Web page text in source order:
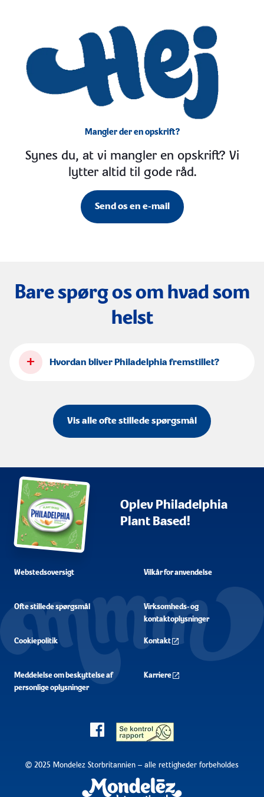
Mangler der en opskrift?
Synes du, at vi mangler en opskrift? Vi
lytter altid til gode råd.
Send os en e-mail
Bare spørg os om hvad som
helst
+ Hvordan bliver Philadelphia fremstillet?
Vis alle ofte stillede spørgsmål
Oplev Philadelphia
Plant Based!
Webstedsoversigt
Ofte stillede spørgsmål
Cookiepolitik
Meddelelse om beskyttelse af
personlige oplysninger
Vilkår for anvendelse
Virksomheds- og
kontaktoplysninger
Kontakt
Karriere
© 2025 Mondelez Storbritannien – alle rettigheder forbeholdes